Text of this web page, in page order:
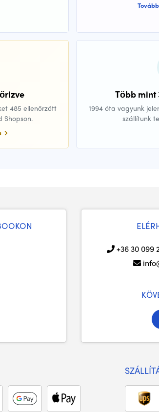
485 ellenőrzött
Shopson.
Több mint
1994 óta vagyunk
szállítunk
+36 30 099